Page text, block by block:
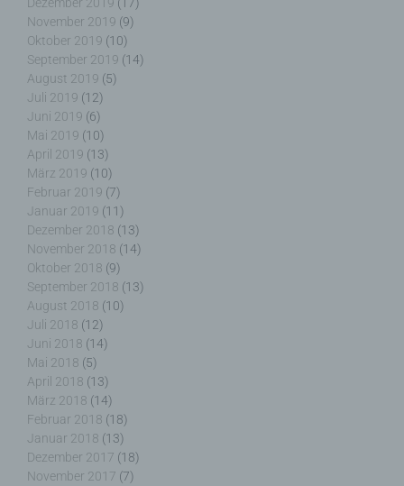
Dezember 2019 (17)
November 2019 (9)
Oktober 2019 (10)
September 2019 (14)
August 2019 (5)
Juli 2019 (12)
Juni 2019 (6)
Mai 2019 (10)
April 2019 (13)
März 2019 (10)
Februar 2019 (7)
Januar 2019 (11)
Dezember 2018 (13)
November 2018 (14)
Oktober 2018 (9)
September 2018 (13)
August 2018 (10)
Juli 2018 (12)
Juni 2018 (14)
Mai 2018 (5)
April 2018 (13)
März 2018 (14)
Februar 2018 (18)
Januar 2018 (13)
Dezember 2017 (18)
November 2017 (7)
f) Pseudonymisierung
Pseudonymisierung ist die Verarbeitung
personenbezogener Daten in einer Weise, auf
welche die personenbezogenen Daten ohne
Hinzuziehung zusätzlicher Informationen nicht
mehr einer spezifischen betroffenen Person
zugeordnet werden können, sofern diese
zusätzlichen Informationen gesondert aufbewahrt
werden und technischen und organisatorischen
Maßnahmen unterliegen, die gewährleisten, dass
die personenbezogenen Daten nicht einer
identifizierten oder identifizierbaren natürlichen
Person zugewiesen werden.
g) Verantwortlicher oder für die Verarbeitung
Verantwortlicher
Verantwortlicher oder für die Verarbeitung